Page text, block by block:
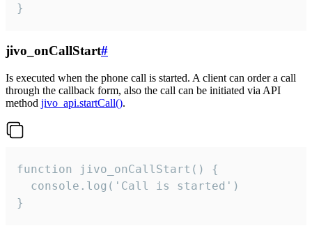
}
jivo_onCallStart#
Is executed when the phone call is started. A client can order a call
through the callback form, also the call can be initiated via API
method jivo_api.startCall().
function jivo_onCallStart() {
  console.log('Call is started')
}